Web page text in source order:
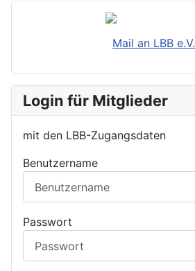
Mail an LBB e.V.
Login für Mitglieder
mit den LBB-Zugangsdaten
Benutzername
Passwort